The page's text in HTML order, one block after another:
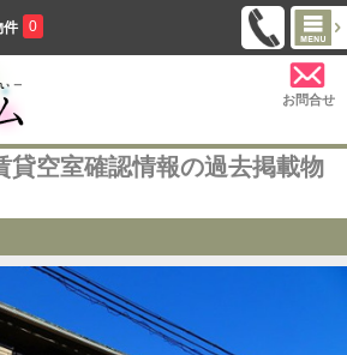
件 0
お問合せ
貸空室確認情報の過去掲載物